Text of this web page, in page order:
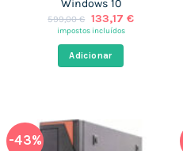
Windows 10
599,00€ O
preço
era:
599,00 €.
133,17 €O
impostos incluídos
Adicionar
-43%